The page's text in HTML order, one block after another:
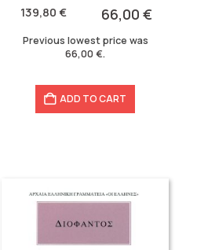
139,80 €
was:
139,80 €.
66,00€
66,00 €.
Previous lowest price was
66,00€.
ADD TO CART